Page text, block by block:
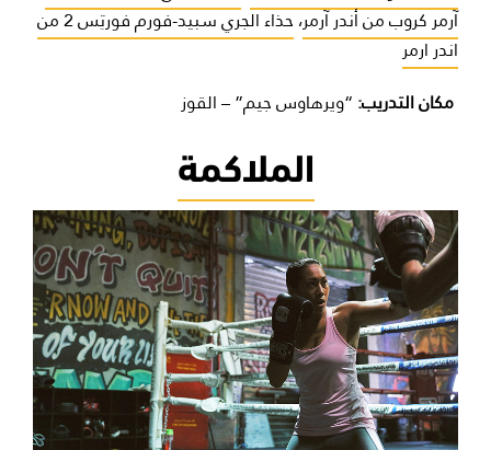
آرمر كروب من أندر آرمر،
حذاء الجري سبيد-فورم فورتِس 2 من
اندر ارمر
مكان التدريب:“ويرهاوس جيم” – القوز
الملاكمة